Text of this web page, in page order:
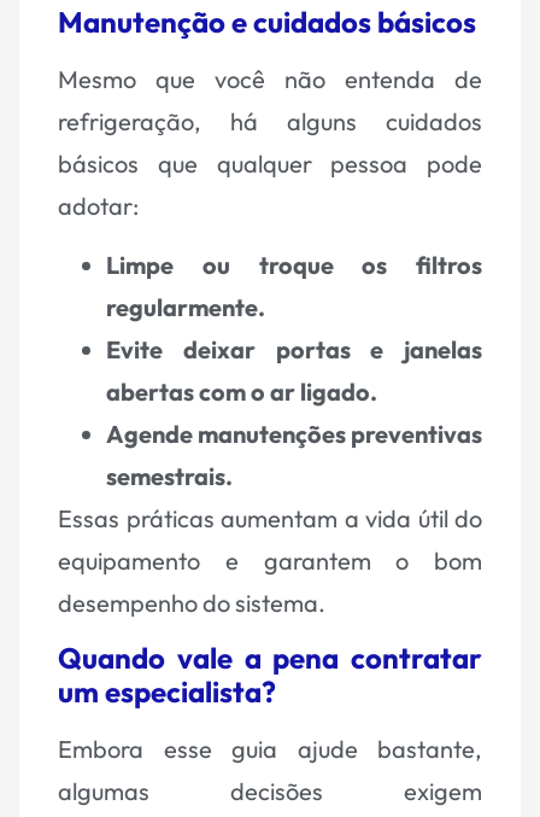
Manutenção e cuidados básicos
Mesmo que você não entenda de
refrigeração, há alguns cuidados
básicos que qualquer pessoa pode
adotar:
Limpe ou troque os filtros
regularmente.
Evite deixar portas e janelas
abertas com o ar ligado.
Agende manutenções preventivas
semestrais.
Essas práticas aumentam a vida útil do
equipamento e garantem o bom
desempenho do sistema.
Quando vale a pena contratar
um especialista?
Embora esse guia ajude bastante,
algumas decisões exigem